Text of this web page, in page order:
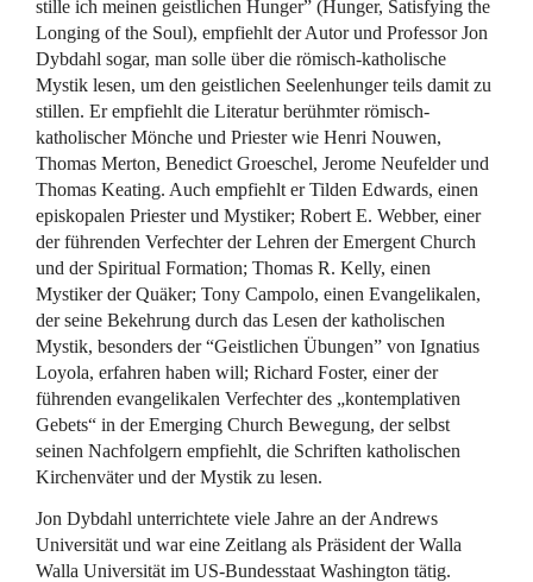
stille ich meinen geistlichen Hunger” (Hunger, Satisfying the
Longing of the Soul), empfiehlt der Autor und Professor Jon
Dybdahl sogar, man solle über die römisch-katholische
Mystik lesen, um den geistlichen Seelenhunger teils damit zu
stillen. Er empfiehlt die Literatur berühmter römisch-
katholischer Mönche und Priester wie Henri Nouwen,
Thomas Merton, Benedict Groeschel, Jerome Neufelder und
Thomas Keating. Auch empfiehlt er Tilden Edwards, einen
episkopalen Priester und Mystiker; Robert E. Webber, einer
der führenden Verfechter der Lehren der Emergent Church
und der Spiritual Formation; Thomas R. Kelly, einen
Mystiker der Quäker; Tony Campolo, einen Evangelikalen,
der seine Bekehrung durch das Lesen der katholischen
Mystik, besonders der “Geistlichen Übungen” von Ignatius
Loyola, erfahren haben will; Richard Foster, einer der
führenden evangelikalen Verfechter des „kontemplativen
Gebets“ in der Emerging Church Bewegung, der selbst
seinen Nachfolgern empfiehlt, die Schriften katholischen
Kirchenväter und der Mystik zu lesen.
Jon Dybdahl unterrichtete viele Jahre an der Andrews
Universität und war eine Zeitlang als Präsident der Walla
Walla Universität im US-Bundesstaat Washington tätig.